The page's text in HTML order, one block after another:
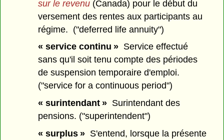
sur le revenu (Canada) pour le début du
versement des rentes aux participants au
régime. ("deferred life annuity")
« service continu » Service effectué
sans qu'il soit tenu compte des périodes
de suspension temporaire d'emploi.
("service for a continuous period")
« surintendant » Surintendant des
pensions. ("superintendent")
« surplus » S'entend, lorsque la présente